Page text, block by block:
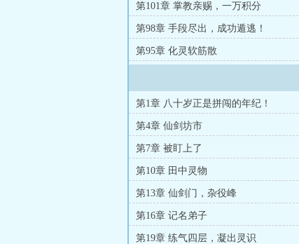
第101章 掌教亲赐，一万积分
第98章 手段尽出，成功遁逃！
第95章 化灵软筋散
第1章 八十岁正是拼闯的年纪！
第4章 仙剑坊市
第7章 被盯上了
第10章 田中灵物
第13章 仙剑门，杂役峰
第16章 记名弟子
第19章 练气四层，凝出灵识